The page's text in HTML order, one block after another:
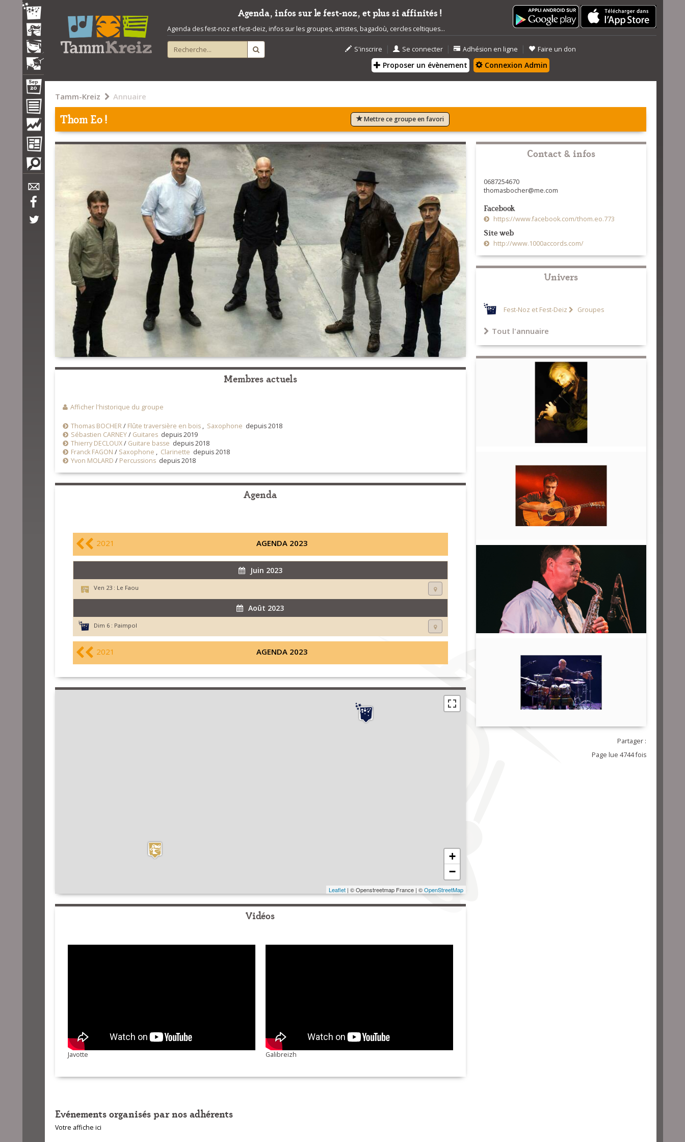
Agenda, infos sur le fest-noz, et plus si affinités !
Agenda des fest-noz et fest-deiz, infos sur les groupes, artistes, bagadoù, cercles celtiques...
S'inscrire | Se connecter | Adhésion en ligne | Faire un don
Proposer un évènement Connexion Admin
Tamm-Kreiz Annuaire
Thom Eo ! Mettre ce groupe en favori
Membres actuels
Afficher l'historique du groupe
Thomas BOCHER/ Flûte traversière en bois, Saxophone depuis 2018
Sébastien CARNEY/ Guitaresdepuis 2019
Thierry DECLOUX/ Guitare basse depuis 2018
Franck FAGON / Saxophone , Clarinette depuis 2018
Yvon MOLARD / Percussionsdepuis 2018
Agenda
2021 AGENDA 2023
Juin 2023
Ven 23 : Le Faou
Août 2023
Dim 6 : Paimpol
2021 AGENDA 2023
+
−
Leaflet| © Openstreetmap France | ©OpenStreetMap
Vidéos
Javotte Galibreizh
Contact & infos
0687254670
thomasbocher@me.com
Facebook
https://www.facebook.com/thom.eo.773
Site web
http://www.1000accords.com/
Univers
Fest-Noz et Fest-Deiz Groupes
Tout l'annuaire
Partager :
Page lue 4744 fois
Evénements organisés par nos adhérents
Votre affiche ici